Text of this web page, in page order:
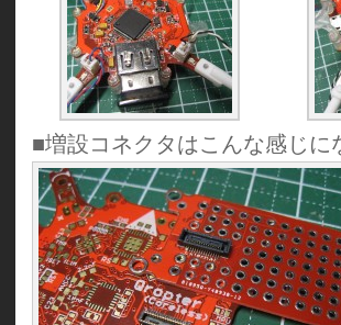
■増設コネクタはこんな感じに